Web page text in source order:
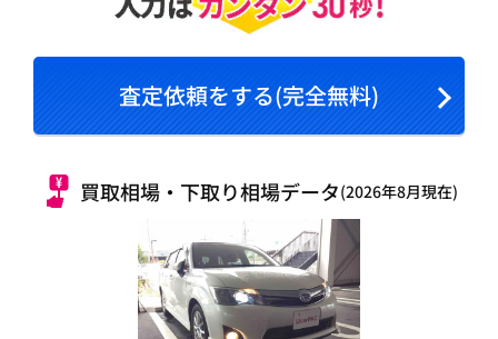
査定依頼をする(完全無料)
買取相場・下取り相場データ(2026年8月現在)